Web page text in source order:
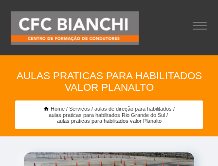
AULAS PRATICAS PARA HABILITADOS
VALOR PLANALTO
Home Serviços
aulas de direção para habilitados
aulas praticas para habilitados Rio Grande do Sul
aulas praticas para habilitados valor Planalto